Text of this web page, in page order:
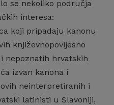
se nekoliko područja
interesa:
koji pripadaju kanonu
književnopovijesno
nepoznatih hrvatskih
izvan kanona i
neinterpretiranih i
latinisti u Slavoniji,